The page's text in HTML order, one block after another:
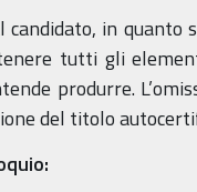
candidato, in
tutti gli
produrre.
del titolo